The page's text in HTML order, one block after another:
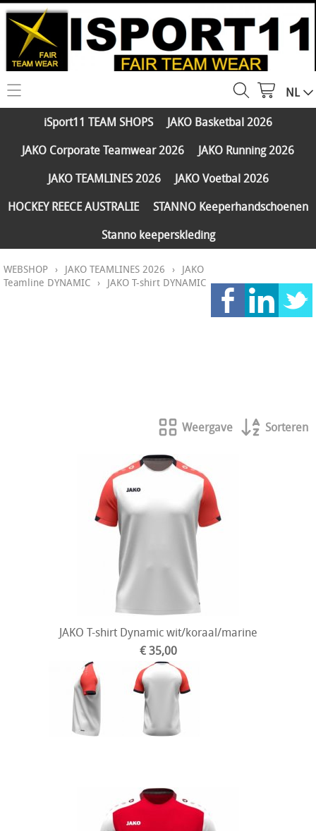
HOME
WEBSHOP
JAKO Running 2026
JAKO TEAMLINES 2026
PARTNERS
Klantengroepen
CONTACT
NL
iSport11 TEAM SHOPS
JAKO Basketbal 2026
JAKO Corporate Teamwear 2026
JAKO Running 2026
JAKO TEAMLINES 2026
JAKO Voetbal 2026
HOCKEY REECE AUSTRALIE
STANNO Keeperhandschoenen
Stanno keeperskleding
WEBSHOP › JAKO TEAMLINES 2026 › JAKO
Teamline DYNAMIC › JAKO T-shirt DYNAMIC
Weergave Sorteren
JAKO T-shirt Dynamic wit/koraal/marine
€ 35,00